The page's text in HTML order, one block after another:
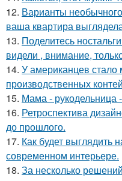
12. Варианты
ваша квартира
13. Поделитесь
видели , внимание,
14. У американцев стало
производственных
15. Мама - рукодельница
16. Ретроспектива
до прошлого.
17. Как будет выглядить
современном интерьере.
18. За несколько